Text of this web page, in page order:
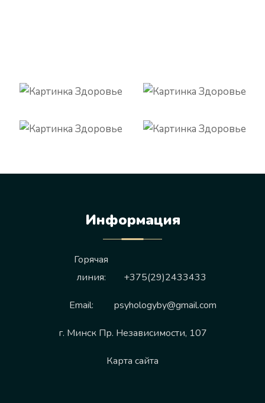
Информация
Горячая
линия:
+375(29)2433433
Email: psyhologyby@gmail.com
г. Минск Пр. Независимости, 107
Карта сайта